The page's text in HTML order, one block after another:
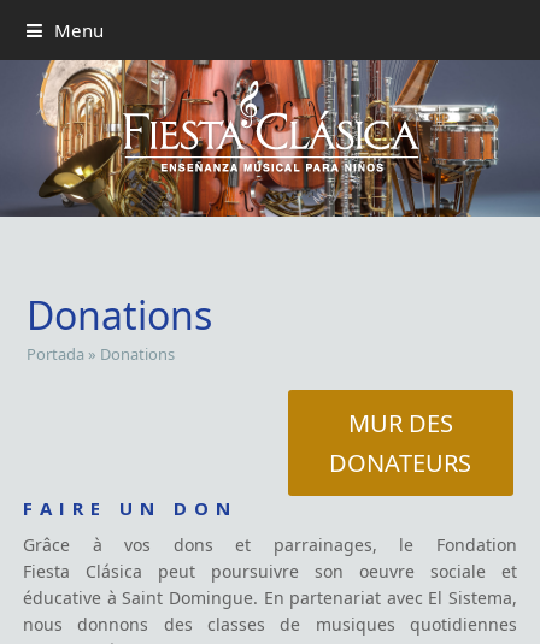
Menu
Donations
Portada » Donations
MUR DES
DONATEURS
FAIRE UN DON
Grâce à vos dons et parrainages, le Fondation
Fiesta Clásica peut poursuivre sonoeuvre sociale et
éducative à Saint Domingue. En partenariat avec El Sistema,
nous donnons des classes de musiques quotidiennes